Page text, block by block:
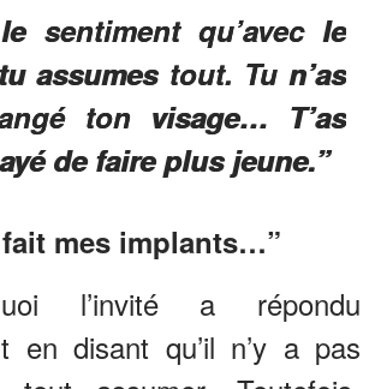
sentiment qu’avec le
assumes tout. Tu n’as
ton visage… T’as
de faire plus jeune.”
fait mes implants…”
l’invité a répondu
en disant qu’il n’y a pas